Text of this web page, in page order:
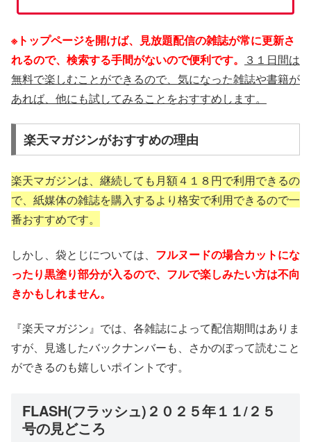
※トップページを開けば、見放題配信の雑誌が常に更新さ
れるので、検索する手間がないので便利です。
３１日間は
無料で楽しむことができるので、気になった雑誌や書籍が
あれば、他にも試してみることをおすすめします。
楽天マガジンがおすすめの理由
楽天マガジンは、継続しても月額４１８円で利用できるの
で、紙媒体の雑誌を購入するより格安で利用できるので一
番おすすめです。
しかし、袋とじについては、 フルヌードの場合カットにな
ったり黒塗り部分が入るので、フルで楽しみたい方は不向
きかもしれません。
『楽天マガジン』では、各雑誌によって配信期間はありま
すが、見逃したバックナンバーも、さかのぼって読むこと
ができるのも嬉しいポイントです。
FLASH(フラッシュ)２０２５年１１/２５
号の見どころ